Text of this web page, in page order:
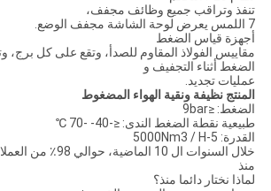
تنفذ وتراقب جميع وظائف مجفف،
7 اللمس يعرض لوحة الشاشة مجفف الوضع.
أجهزة قياس الضغط
مقاييس الفولاذ المقاوم للصدأ، وتقع على كل برج،
الضغط أثناء التجفيف و
عمليات تجديد.
المنتج نظيفة ونقية الهواء المضغوط
الضغط: ≤9bar
طبيعية نقطة الضغط الندى: ≤-40- -70 ℃
القدرة: 5-5000Nm3 / H
خلال السنوات ال 10
منذ
لماذا نختار دائما منذ؟